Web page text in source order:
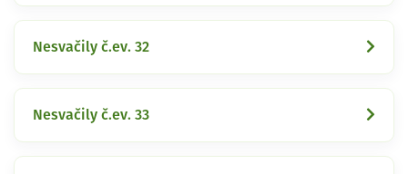
Nesvačily č.ev. 32
Nesvačily č.ev. 33